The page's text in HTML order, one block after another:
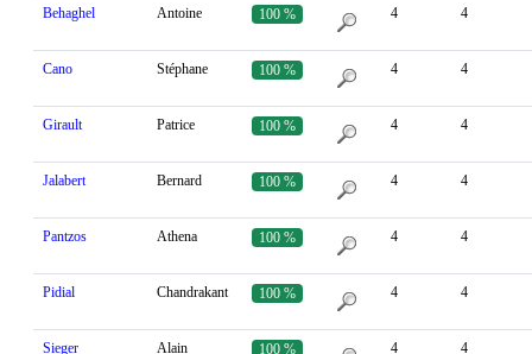
Behaghel Antoine 100 % 4 4
Cano Stéphane 100 % 4 4
Girault Patrice 100 % 4 4
Jalabert Bernard 100 % 4 4
Pantzos Athena 100 % 4 4
Pidial Chandrakant 100 % 4 4
Sieger Alain 100 % 4 4